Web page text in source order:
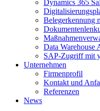
Dynamics 365
Belegerkennung
Data Warehouse
SAP-Zugriff mit
Unternehmen
Firmenprofil
Kontakt und
Referenzen
News